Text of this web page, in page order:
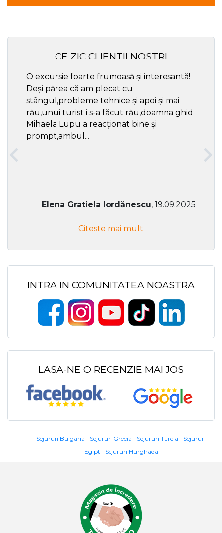
CE ZIC CLIENTII NOSTRI
O excursie foarte frumoasă și interesantă!
Deși părea că am plecat cu
stângul,probleme tehnice și apoi și mai
rău,unui turist i s-a făcut rău,doamna ghid
Mihaela Lupu a reacționat bine și
prompt,ambul...
Elena Gratiela Iordănescu, 19.09.2025
Citeste mai mult
INTRA IN COMUNITATEA NOASTRA
LASA-NE O RECENZIE MAI JOS
Sejururi Bulgaria Sejururi Grecia Sejururi Turcia
Sejururi
Egipt
Sejururi Hurghada